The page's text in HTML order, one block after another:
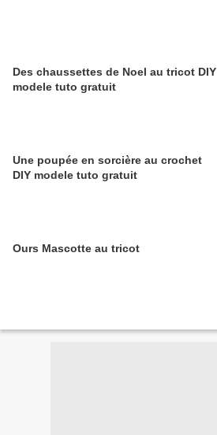
Des chaussettes de Noel au tricot DIY
modele tuto gratuit
Une poupée en sorcière au crochet
DIY modele tuto gratuit
Ours Mascotte au tricot